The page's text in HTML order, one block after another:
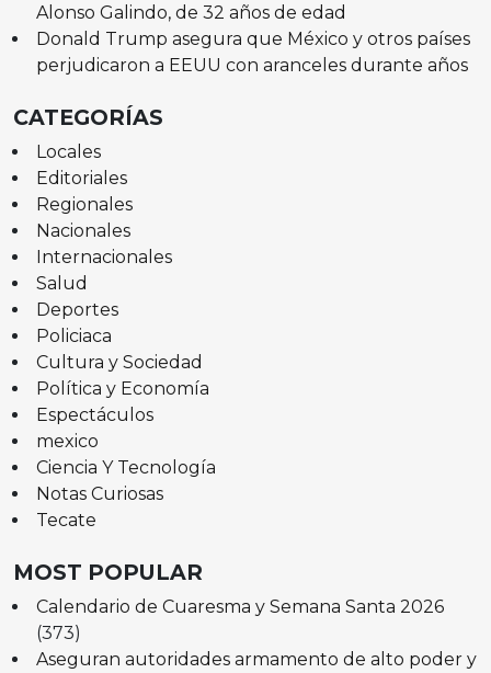
Alonso Galindo, de 32 años de edad
Donald Trump asegura que México y otros países
perjudicaron a EEUU con aranceles durante años
CATEGORÍAS
Locales
Editoriales
Regionales
Nacionales
Internacionales
Salud
Deportes
Policiaca
Cultura y Sociedad
Política y Economía
Espectáculos
mexico
Ciencia Y Tecnología
Notas Curiosas
Tecate
MOST POPULAR
Calendario de Cuaresma y Semana Santa 2026
(373)
Aseguran autoridades armamento de alto poder y